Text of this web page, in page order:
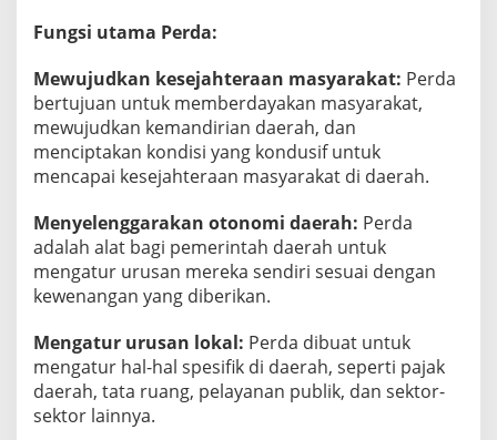
Fungsi utama Perda:
Mewujudkan kesejahteraan masyarakat: Perda
bertujuan untuk memberdayakan masyarakat,
mewujudkan kemandirian daerah, dan
menciptakan kondisi yang kondusif untuk
mencapai kesejahteraan masyarakat di daerah.
Menyelenggarakan otonomi daerah: Perda
adalah alat bagi pemerintah daerah untuk
mengatur urusan mereka sendiri sesuai dengan
kewenangan yang diberikan.
Mengatur urusan lokal: Perda dibuat untuk
mengatur hal-hal spesifik di daerah, seperti pajak
daerah, tata ruang, pelayanan publik, dan sektor-
sektor lainnya.